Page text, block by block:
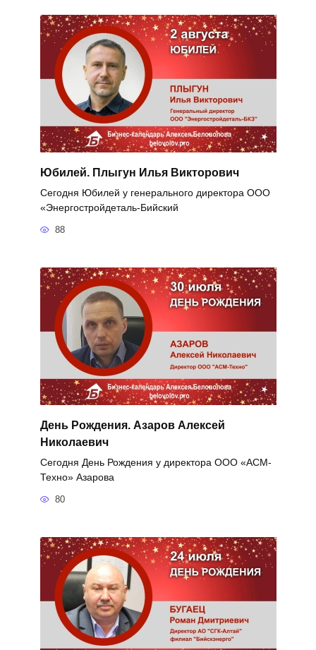
Юбилей. Плыгун Илья Викторович
Сегодня Юбилей у генерального директора ООО
«Энергостройдеталь-Бийский
88
День Рождения. Азаров Алексей
Николаевич
Сегодня День Рождения у директора ООО «АСМ-
Техно» Азарова
80